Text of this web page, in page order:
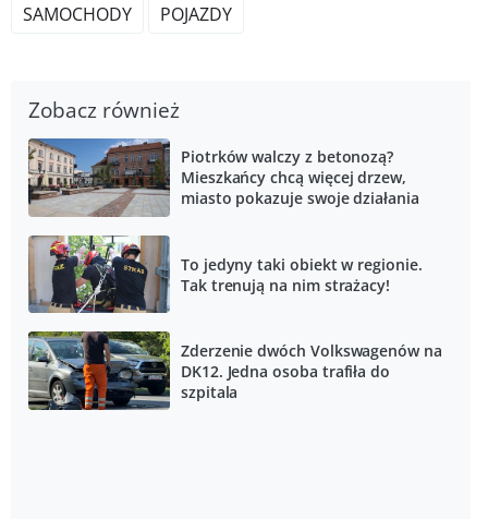
SAMOCHODY
POJAZDY
Zobacz również
Piotrków walczy z betonozą?
Mieszkańcy chcą więcej drzew,
miasto pokazuje swoje działania
To jedyny taki obiekt w regionie.
Tak trenują na nim strażacy!
Zderzenie dwóch Volkswagenów na
DK12. Jedna osoba trafiła do
szpitala